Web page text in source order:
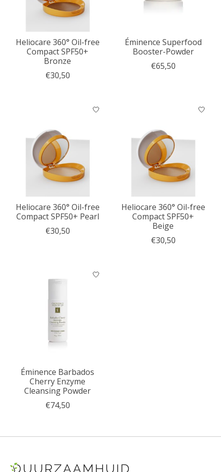
Heliocare 360° Oil-free
Compact SPF50+
Bronze
€30,50
Éminence Superfood
Booster-Powder
€65,50
Heliocare 360° Oil-free
Compact SPF50+ Pearl
€30,50
Heliocare 360° Oil-free
Compact SPF50+
Beige
€30,50
Éminence Barbados
Cherry Enzyme
Cleansing Powder
€74,50